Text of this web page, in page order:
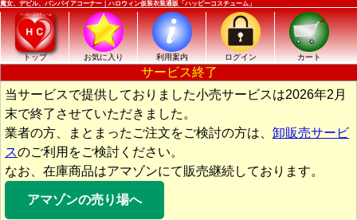
魔女、デビル、バンパイアコーナー｜ハロウィン仮装衣装通販「ハッピーコスチューム」
トップ お気に入り 利用案内 ログイン カート
サービス終了
当サービスで提供しておりました小売サービスは2026年2月
末で終了させていただきました。
業者の方、まとまったご注文をご検討の方は、 卸販売サービ
スのご利用をご検討ください。
なお、在庫商品はアマゾンにて販売継続しております。
アマゾンの売り場へ